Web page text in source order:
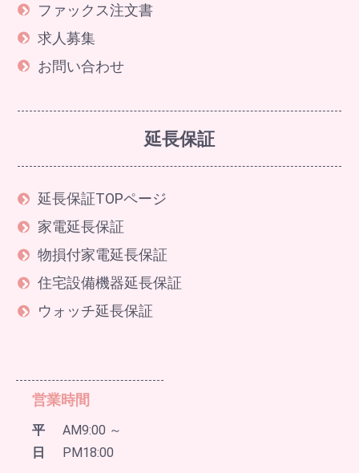
ファックス注文書
求人募集
お問い合わせ
延長保証
延長保証TOPページ
家電延長保証
物損付家電延長保証
住宅設備機器延長保証
ウォッチ延長保証
営業時間
平
日
AM9:00 ～
PM18:00